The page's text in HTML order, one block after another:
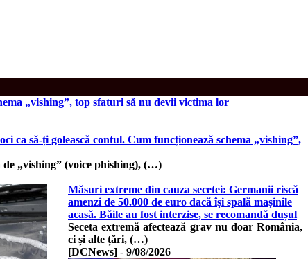
„vishing”, top sfaturi să nu devii victima lor
ca să-ți golească contul. Cum funcționează schema „vishing”,
„vishing” (voice phishing), (…)
Măsuri extreme din cauza secetei: Germanii riscă
amenzi de 50.000 de euro dacă își spală mașinile
acasă. Băile au fost interzise, se recomandă dușul
Seceta extremă afectează grav nu doar România,
ci și alte țări, (…)
[DCNews] - 9/08/2026